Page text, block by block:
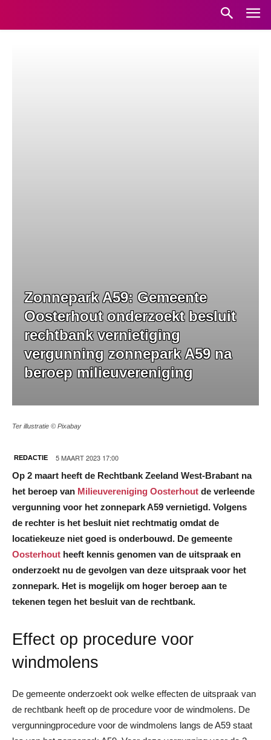
Zonnepark A59: Gemeente
Oosterhout onderzoekt besluit
rechtbank vernietiging
vergunning zonnepark A59 na
beroep milieuvereniging
Ter illustratie © Pixabay
REDACTIE 5 MAART 2023 17:00
Op 2 maart heeft de Rechtbank Zeeland West-Brabant na
het beroep van Milieuvereniging Oosterhout de verleende
vergunning voor het zonnepark A59 vernietigd. Volgens
de rechter is het besluit niet rechtmatig omdat de
locatiekeuze niet goed is onderbouwd. De gemeente
Oosterhout heeft kennis genomen van de uitspraak en
onderzoekt nu de gevolgen van deze uitspraak voor het
zonnepark. Het is mogelijk om hoger beroep aan te
tekenen tegen het besluit van de rechtbank.
Effect op procedure voor
windmolens
De gemeente onderzoekt ook welke effecten de uitspraak van
de rechtbank heeft op de procedure voor de windmolens. De
vergunningprocedure voor de windmolens langs de A59 staat